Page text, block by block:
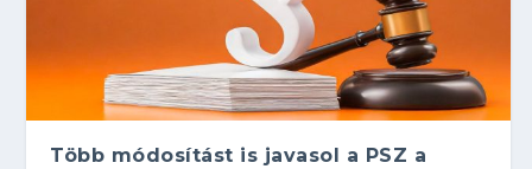
Több módosítást is javasol a PSZ a